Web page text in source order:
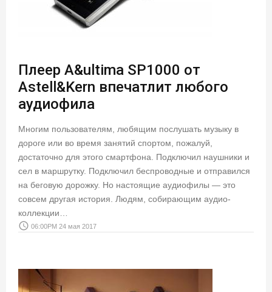
Плеер A&ultima SP1000 от
Astell&Kern впечатлит любого
аудиофила
Многим пользователям, любящим послушать музыку в
дороге или во время занятий спортом, пожалуй,
достаточно для этого смартфона. Подключил наушники и
сел в маршрутку. Подключил беспроводные и отправился
на беговую дорожку. Но настоящие аудиофилы — это
совсем другая история. Людям, собирающим аудио-
коллекции…
access_time 06:00PM 24 мая 2017